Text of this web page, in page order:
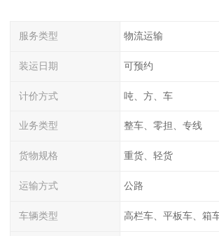
服务类型 物流运输
装运日期 可预约
计价方式 吨、方、车
业务类型 整车、零担、专线
货物规格 重货、轻货
运输方式 公路
车辆类型 高栏车、平板车、箱